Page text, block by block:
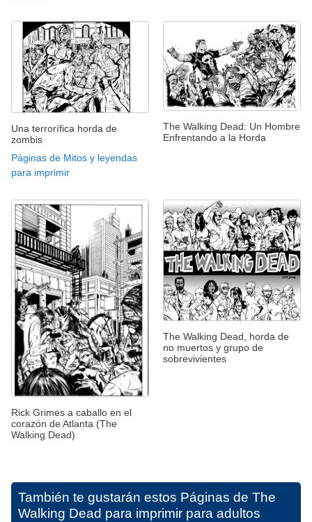
Una terrorífica horda de
zombis
Páginas de Mitos y leyendas
para imprimir
The Walking Dead: Un Hombre
Enfrentando a la Horda
Rick Grimes a caballo en el
corazón de Atlanta (The
Walking Dead)
The Walking Dead, horda de
no muertos y grupo de
sobrevivientes
También te gustarán estos Páginas de The
Walking Dead para imprimir para adultos